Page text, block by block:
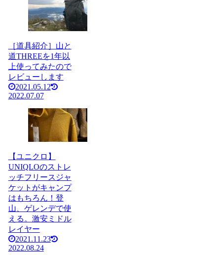
［道具紹介］山と
道THREEを1年以
上使ってみたので
レビューします
2021.05.12
2022.07.07
【ユニクロ】
UNIQLOのストレ
ッチフリースジャ
ケットがキャンプ
はもちろん！登
山、ゲレンデで使
える。激安ミドル
レイヤー
2021.11.23
2022.08.24